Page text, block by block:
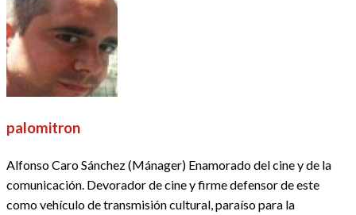
palomitron
Alfonso Caro Sánchez (Mánager) Enamorado del cine y de la
comunicación. Devorador de cine y firme defensor de este
como vehículo de transmisión cultural, paraíso para la